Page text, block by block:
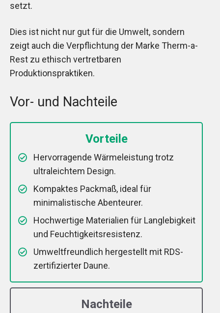
setzt.
Dies ist nicht nur gut für die Umwelt, sondern
zeigt auch die Verpflichtung der Marke Therm-a-
Rest zu ethisch vertretbaren
Produktionspraktiken.
Vor- und Nachteile
Vorteile
Hervorragende Wärmeleistung trotz
ultraleichtem Design.
Kompaktes Packmaß, ideal für
minimalistische Abenteurer.
Hochwertige Materialien für Langlebigkeit
und Feuchtigkeitsresistenz.
Umweltfreundlich hergestellt mit RDS-
zertifizierter Daune.
Nachteile